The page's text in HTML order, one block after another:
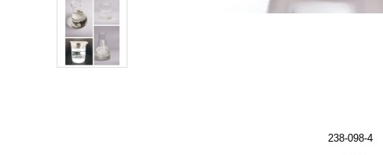
238-098-4